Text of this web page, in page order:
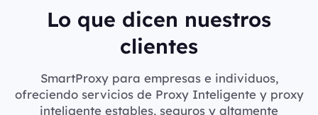
Lo que dicen nuestros
clientes
SmartProxy para empresas e individuos,
ofreciendo servicios de Proxy Inteligente y proxy
inteligente estables, seguros y altamente